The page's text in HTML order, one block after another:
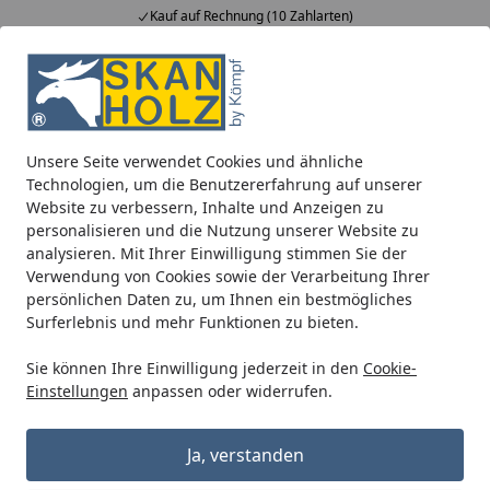
Unsere Seite verwendet Cookies und ähnliche
Technologien, um die Benutzererfahrung auf unserer
Website zu verbessern, Inhalte und Anzeigen zu
personalisieren und die Nutzung unserer Website zu
analysieren. Mit Ihrer Einwilligung stimmen Sie der
Verwendung von Cookies sowie der Verarbeitung Ihrer
persönlichen Daten zu, um Ihnen ein bestmögliches
Surferlebnis und mehr Funktionen zu bieten.
Sie können Ihre Einwilligung jederzeit in den Cookie-
Einstellungen anpassen oder widerrufen.
Ja, verstanden
Kauf auf Rechnung (10 Zahlarten)
Alle Produkte
Mein Konto
Suchen
Startseite
Wie wird Tiefkühlversand/Frostfutter versandt?
Wie wird
Tiefkühlversand/Frostfutter
versandt?
mittwochs (außer an Feiertagen), um die Anlieferung in
der gleichen Woche sicherzustellen. Die Pakete werden
per DPD in Styroporboxen versendet undeine
Abholung in der Paketfiliale ist nicht vorgesehen
(Kühlkette), Sie müssen die Ware persönlich